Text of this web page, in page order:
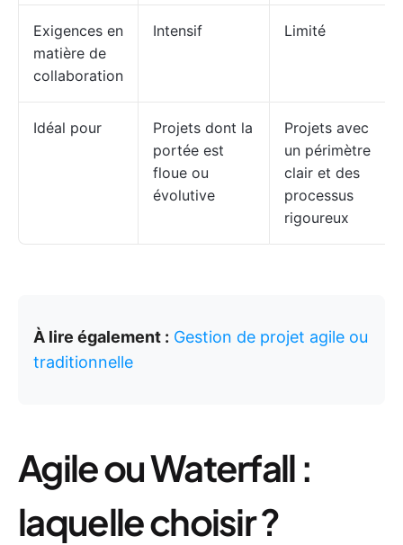
Exigences en
matière de
collaboration
Intensif Limité
Idéal pour
Projets dont la
portée est
floue ou
évolutive
Projets avec
un périmètre
clair et des
processus
rigoureux
À lire également : Gestion de projet agile ou
traditionnelle
Agile ou Waterfall :
laquelle choisir ?